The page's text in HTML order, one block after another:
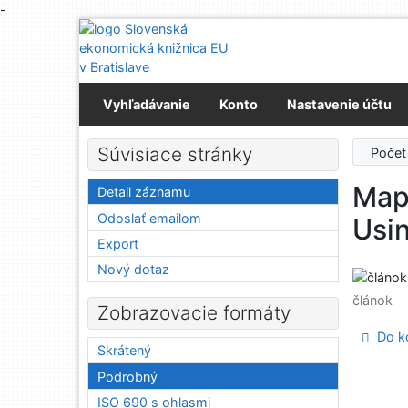
-
Prejsť na obsah
Prejsť na menu
Prehlásenie o webovej prístupnosti
Vyhľadávanie Konto Nastavenie účtu
článok
Do
Súvisiace stránky
Detail záznamu
Odoslať emailom
Export
Nový dotaz
Zobrazovacie formáty
Skrátený
Podrobný
ISO 690 s ohlasmi